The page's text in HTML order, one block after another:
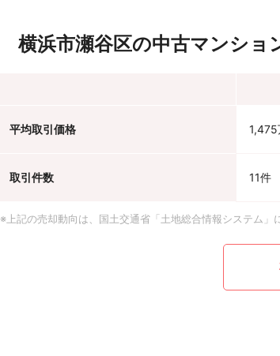
横浜市瀬谷区の中古マンショ
平均取引価格 1,475
取引件数 11件
※上記の売却動向は、国土交通省「土地総合情報システム」